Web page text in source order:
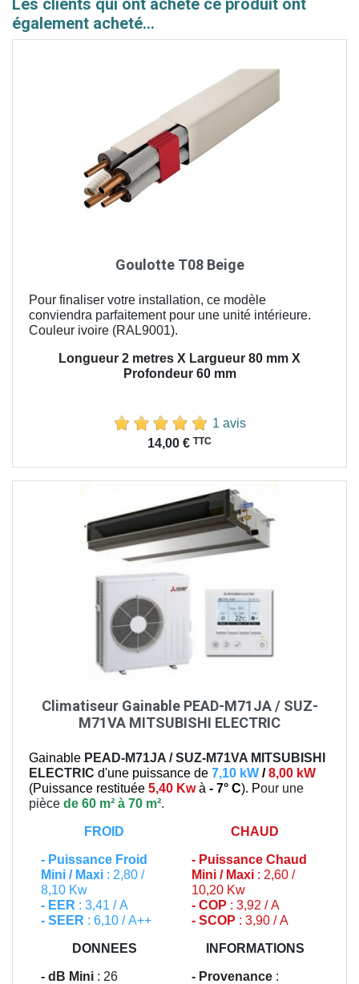
Les clients qui ont acheté ce produit ont
également acheté...
Goulotte T08 Beige
Pour finaliser votre installation, ce modèle
conviendra parfaitement pour une unité intérieure.
Couleur ivoire (RAL9001).
Longueur 2 metres X Largueur 80 mm X
Profondeur 60 mm
1 avis
14,00 € TTC
Climatiseur Gainable PEAD-M71JA / SUZ-
M71VA MITSUBISHI ELECTRIC
Gainable PEAD-M71JA / SUZ-M71VA MITSUBISHI
ELECTRIC d'une puissance de 7,10 kW /8,00 kW
(Puissance restituée 5,40 Kwà - 7° C). Pour une
pièce de 60 m² à 70 m².
FROID
- Puissance Froid
Mini / Maxi : 2,80 /
8,10 Kw
- EER : 3,41 / A
- SEER : 6,10 / A++
CHAUD
- Puissance Chaud
Mini / Maxi : 2,60 /
10,20 Kw
- COP : 3,92 / A
- SCOP : 3,90 / A
DONNEES
- dB Mini : 26
INFORMATIONS
- Provenance :